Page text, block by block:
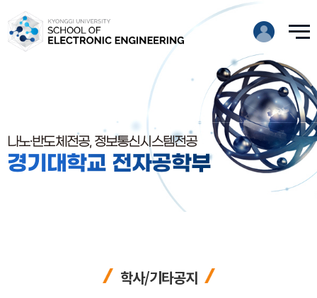
나노·반도체전공, 정보통신시스템전공
경기대학교 전자공학부
학사/기타공지